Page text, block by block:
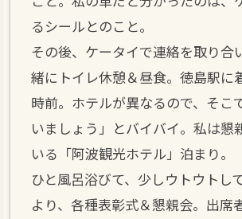
るシールとのこと。
その後、ケータイで連絡を取り合
緒にトイレ休憩＆昼食。徳島駅に
時前。ホテルが異なるので、そこ
いましょう」とバイバイ。私は懇
いる「阿波観光ホテル」泊まり。
ひと風呂浴びて、少しウトウトし
より、各種表彰式＆懇親会。出席